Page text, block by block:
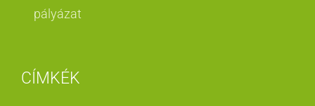
pályázat
CÍMKÉK